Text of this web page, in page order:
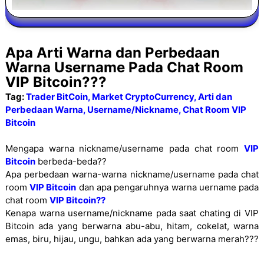
Apa Arti Warna dan Perbedaan
Warna Username Pada Chat Room
VIP Bitcoin???
Tag:Trader BitCoin, Market CryptoCurrency, Arti dan
Perbedaan Warna, Username/Nickname, Chat Room VIP
Bitcoin
Mengapa warna nickname/username pada chat roomVIP
Bitcoinberbeda-beda??
Apa perbedaan warna-warna nickname/username pada chat
roomVIP Bitcoin dan apa pengaruhnya warna uername pada
chat room VIP Bitcoin??
Kenapa warna username/nickname pada saat chating di VIP
Bitcoin ada yang berwarna abu-abu, hitam, cokelat, warna
emas, biru, hijau, ungu, bahkan ada yang berwarna merah???